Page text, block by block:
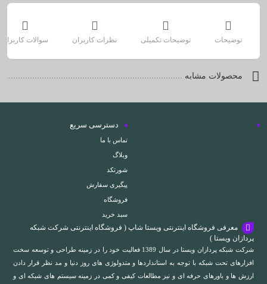
توضیحات توضیحات تکمیلی نظرات کاربران سوالات کاربران
محصولات مشابه
دسترسی سریع
تماس با ما
وبلاگ
شورتکد
پیگیری سفارش
فروشگاه
سبد خرید
معرفی فروشگاه اینترنتی ویستا شاپ ( فروشگاه اینترنتی شرکت شبکه
پردازان ویستا )
شرکت شبکه پردازان ویستا در سال 1389 فعالیت خود را در زمینه طراحی و توسعه سخت
افزارهای تحت شبکه با توجه به استانداردها و متدولوژی های روز دنیا و مد نظر قرار دادن
ارزش ها و باورهای حرفه ای و نیز مطالعات کیفی و کمی در زمینه سیستم های شبکه ای و